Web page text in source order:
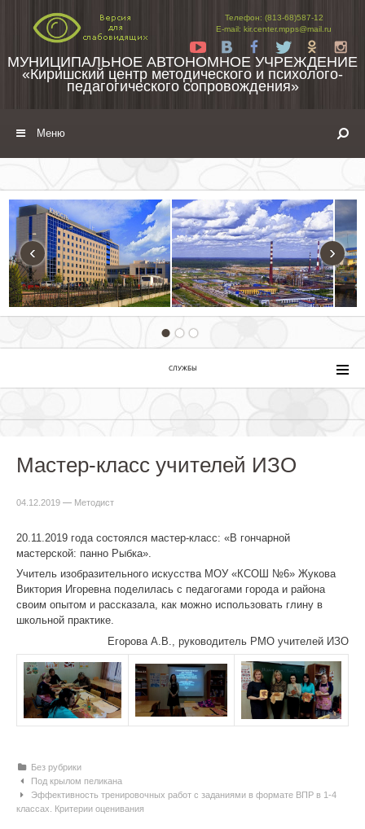
Телефон: (813-68)587-12
E-mail: kir.center.mpps@mail.ru
Yt
Tw
МУНИЦИПАЛЬНОЕ АВТОНОМНОЕ УЧРЕЖДЕНИЕ
«Киришский центр методического и психолого-
педагогического сопровождения»
Меню
‹ ›
СЛУЖБЫ
Мастер-класс учителей ИЗО
04.12.2019 — Методист
20.11.2019 года состоялся мастер-класс: «В гончарной
мастерской: панно Рыбка».
Учитель изобразительного искусства МОУ «КСОШ №6» Жукова
Виктория Игоревна поделилась с педагогами города и района
своим опытом и рассказала, как можно использовать глину в
школьной практике.
Егорова А.В., руководитель РМО учителей ИЗО
Рубрики
Без рубрики
Навигация по статьям
Под крылом пеликана
Эффективность тренировочных работ с заданиями в формате ВПР в 1-4
классах. Критерии оценивания